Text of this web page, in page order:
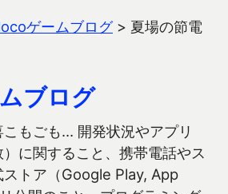
ゲームブログ> 夏場の節電
ブログ
もごも… 開発状況やアプリ
）に関すること、携帯電話やス
ストア（Google Play, App